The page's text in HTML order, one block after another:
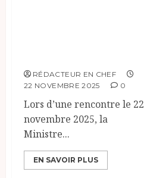
RÉDACTEUR EN CHEF
22 NOVEMBRE 2025
0
Lors d’une rencontre le 22
novembre 2025, la
Ministre...
EN SAVOIR PLUS